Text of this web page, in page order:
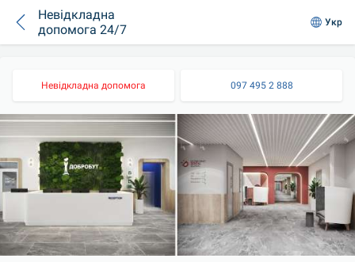
Невідкладна
допомога 24/7
Укр
Невідкладна допомога 097 495 2 888